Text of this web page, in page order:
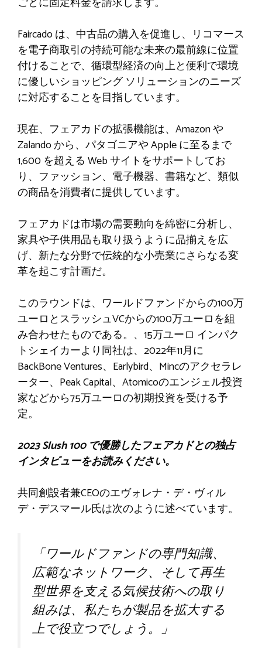
Faircado は、中古品の購入を促進し、リコマース
を電子商取引の持続可能な未来の最前線に位置
付けることで、循環型経済の向上と便利で環境
に優しいショッピング ソリューションのニーズ
に対応することを目指しています。
現在、フェアカドの拡張機能は、Amazon や
Zalando から、パタゴニアや Apple に至るまで
1,600 を超える Web サイトをサポートしてお
り、ファッション、電子機器、書籍など、類似
の商品を消費者に提供しています。
フェアカドは市場の需要動向を綿密に分析し、
家具や子供用品も取り扱うように品揃えを広
げ、新たな分野で伝統的な小売業にさらなる変
革を起こす計画だ。
このラウンドは、ワールドファンドからの100万
ユーロとスラッシュVCからの100万ユーロを組
み合わせたものである。 、15万ユーロ インパク
トシェイカーより同社は、2022年11月に
BackBone Ventures、Earlybird、Mincのアクセラレ
ーター、Peak Capital、Atomicoのエンジェル投資
家などから75万ユーロの初期投資を受ける予
定。
2023 Slush 100 で優勝したフェアカドとの独占
インタビューをお読みください。
共同創設者兼CEOのエヴォレナ・デ・ヴィル
デ・デスマール氏は次のように述べています。
「ワールドファンドの専門知識、
広範なネットワーク、そして再生
型世界を支える気候技術への取り
組みは、私たちが製品を拡大する
上で役立つでしょう。」